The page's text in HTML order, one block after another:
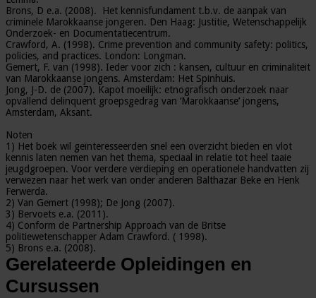
Brons, D e.a. (2008). Het kennisfundament t.b.v. de aanpak van
criminele Marokkaanse jongeren. Den Haag: Justitie, Wetenschappelijk
Onderzoek- en Documentatiecentrum.
Crawford, A. (1998). Crime prevention and community safety: politics,
policies, and practices. London: Longman.
Gemert, F. van (1998). Ieder voor zich : kansen, cultuur en criminaliteit
van Marokkaanse jongens. Amsterdam: Het Spinhuis.
Jong, J-D. de (2007). Kapot moeilijk: etnografisch onderzoek naar
opvallend delinquent groepsgedrag van ‘Marokkaanse’ jongens,
Amsterdam, Aksant.
Noten
1) Het boek wil geïnteresseerden snel een overzicht bieden en vlot
kennis laten nemen van het thema, speciaal in relatie tot heel taaie
jeugdgroepen. Voor verdere verdieping en operationele handvatten zij
verwezen naar het werk van onder anderen Balthazar Beke en Henk
Ferwerda.
2) Van Gemert (1998); De Jong (2007).
3) Bervoets e.a. (2011).
4) Conform de Partnership Approach van de Britse
politiewetenschapper Adam Crawford. ( 1998).
5) Brons e.a. (2008).
Gerelateerde Opleidingen en
Cursussen